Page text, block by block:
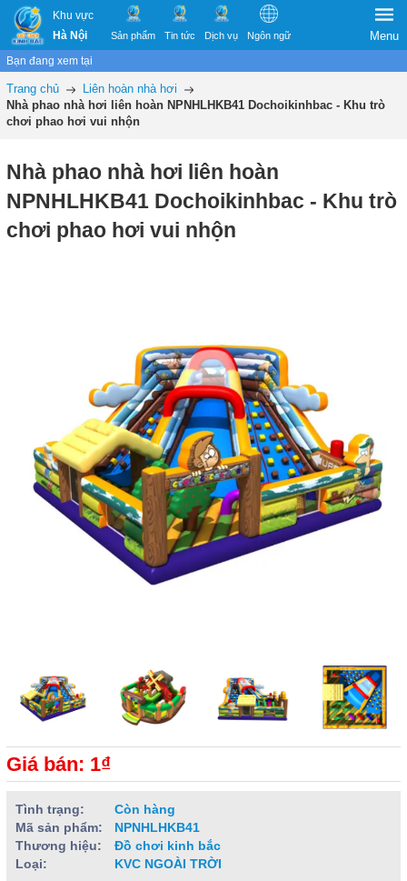
Khu vực
Hà Nội
Sản phẩm Tin tức Dịch vụ Ngôn ngữ Menu
Bạn đang xem tại
Trang chủ
Liên hoàn nhà hơi
Nhà phao nhà hơi liên hoàn NPNHLHKB41 Dochoikinhbac - Khu trò
chơi phao hơi vui nhộn
Nhà phao nhà hơi liên hoàn
NPNHLHKB41 Dochoikinhbac - Khu trò
chơi phao hơi vui nhộn
Giá bán: 1₫
Tình trạng:
Còn hàng
Mã sản phẩm:
NPNHLHKB41
Thương hiệu:
Đồ chơi kinh bắc
Loại:
KVC NGOÀI TRỜI